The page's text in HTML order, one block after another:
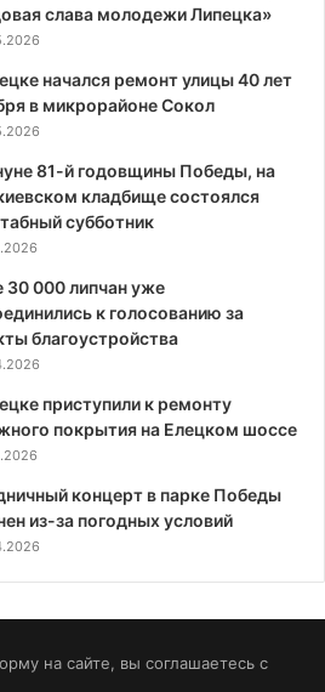
слава молодежи Липецка»
начался ремонт улицы 40 лет
в микрорайоне Сокол
81-й годовщины Победы, на
кладбище состоялся
субботник
30 000 липчан уже
к голосованию за
благоустройства
приступили к ремонту
покрытия на Елецком шоссе
концерт в парке Победы
из-за погодных условий
на сайте, вы соглашаетесь с